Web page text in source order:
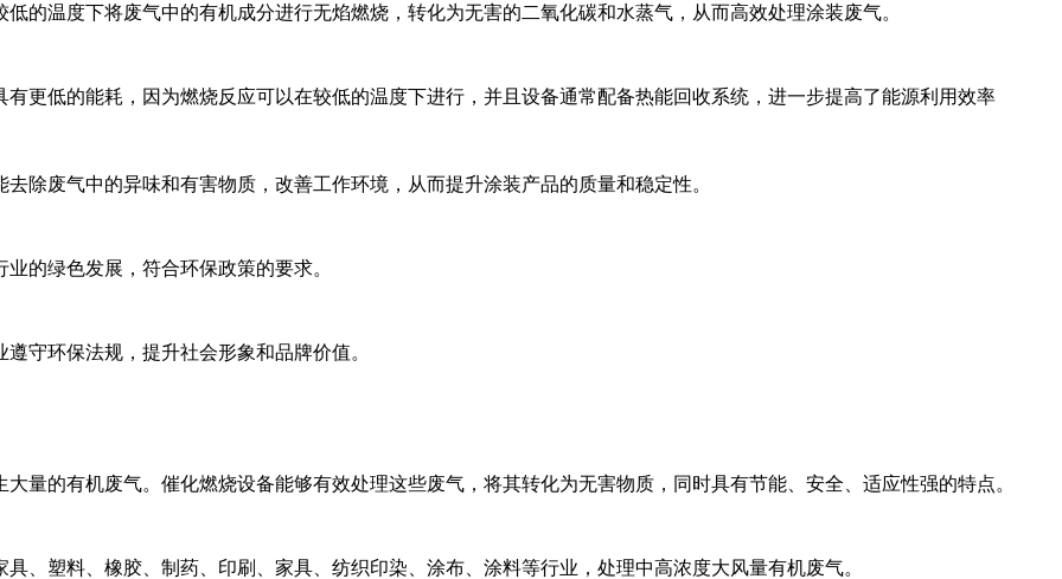
的温度下将废气中的有机成分进行无焰燃烧，转化为无害的二氧化碳和水蒸气，从而高效处理涂装废气‌。
更低的能耗，因为燃烧反应可以在较低的温度下进行，并且设备通常配备热能回收系统，进一步提高了能源利用效率‌
除废气中的异味和有害物质，改善工作环境，从而提升涂装产品的质量和稳定性‌。
的绿色发展，符合环保政策的要求‌。
守环保法规，提升社会形象和品牌价值‌。
量的有机废气。催化燃烧设备能够有效处理这些废气，将其转化为无害物质，同时具有节能、安全、适应性强的特点‌。
、塑料、橡胶、制药、印刷、家具、纺织印染、涂布、涂料等行业，处理中高浓度大风量有机废气‌。